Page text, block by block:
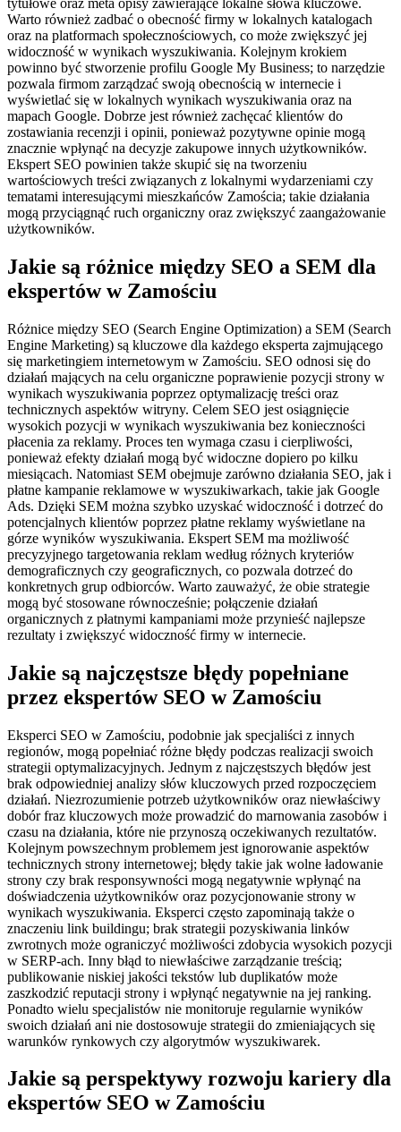
tytułowe oraz meta opisy zawierające lokalne słowa kluczowe.
Warto również zadbać o obecność firmy w lokalnych katalogach
oraz na platformach społecznościowych, co może zwiększyć jej
widoczność w wynikach wyszukiwania. Kolejnym krokiem
powinno być stworzenie profilu Google My Business; to narzędzie
pozwala firmom zarządzać swoją obecnością w internecie i
wyświetlać się w lokalnych wynikach wyszukiwania oraz na
mapach Google. Dobrze jest również zachęcać klientów do
zostawiania recenzji i opinii, ponieważ pozytywne opinie mogą
znacznie wpłynąć na decyzje zakupowe innych użytkowników.
Ekspert SEO powinien także skupić się na tworzeniu
wartościowych treści związanych z lokalnymi wydarzeniami czy
tematami interesującymi mieszkańców Zamościa; takie działania
mogą przyciągnąć ruch organiczny oraz zwiększyć zaangażowanie
użytkowników.
Jakie są różnice między SEO a SEM dla
ekspertów w Zamościu
Różnice między SEO (Search Engine Optimization) a SEM (Search
Engine Marketing) są kluczowe dla każdego eksperta zajmującego
się marketingiem internetowym w Zamościu. SEO odnosi się do
działań mających na celu organiczne poprawienie pozycji strony w
wynikach wyszukiwania poprzez optymalizację treści oraz
technicznych aspektów witryny. Celem SEO jest osiągnięcie
wysokich pozycji w wynikach wyszukiwania bez konieczności
płacenia za reklamy. Proces ten wymaga czasu i cierpliwości,
ponieważ efekty działań mogą być widoczne dopiero po kilku
miesiącach. Natomiast SEM obejmuje zarówno działania SEO, jak i
płatne kampanie reklamowe w wyszukiwarkach, takie jak Google
Ads. Dzięki SEM można szybko uzyskać widoczność i dotrzeć do
potencjalnych klientów poprzez płatne reklamy wyświetlane na
górze wyników wyszukiwania. Ekspert SEM ma możliwość
precyzyjnego targetowania reklam według różnych kryteriów
demograficznych czy geograficznych, co pozwala dotrzeć do
konkretnych grup odbiorców. Warto zauważyć, że obie strategie
mogą być stosowane równocześnie; połączenie działań
organicznych z płatnymi kampaniami może przynieść najlepsze
rezultaty i zwiększyć widoczność firmy w internecie.
Jakie są najczęstsze błędy popełniane
przez ekspertów SEO w Zamościu
Eksperci SEO w Zamościu, podobnie jak specjaliści z innych
regionów, mogą popełniać różne błędy podczas realizacji swoich
strategii optymalizacyjnych. Jednym z najczęstszych błędów jest
brak odpowiedniej analizy słów kluczowych przed rozpoczęciem
działań. Niezrozumienie potrzeb użytkowników oraz niewłaściwy
dobór fraz kluczowych może prowadzić do marnowania zasobów i
czasu na działania, które nie przynoszą oczekiwanych rezultatów.
Kolejnym powszechnym problemem jest ignorowanie aspektów
technicznych strony internetowej; błędy takie jak wolne ładowanie
strony czy brak responsywności mogą negatywnie wpłynąć na
doświadczenia użytkowników oraz pozycjonowanie strony w
wynikach wyszukiwania. Eksperci często zapominają także o
znaczeniu link buildingu; brak strategii pozyskiwania linków
zwrotnych może ograniczyć możliwości zdobycia wysokich pozycji
w SERP-ach. Inny błąd to niewłaściwe zarządzanie treścią;
publikowanie niskiej jakości tekstów lub duplikatów może
zaszkodzić reputacji strony i wpłynąć negatywnie na jej ranking.
Ponadto wielu specjalistów nie monitoruje regularnie wyników
swoich działań ani nie dostosowuje strategii do zmieniających się
warunków rynkowych czy algorytmów wyszukiwarek.
Jakie są perspektywy rozwoju kariery dla
ekspertów SEO w Zamościu